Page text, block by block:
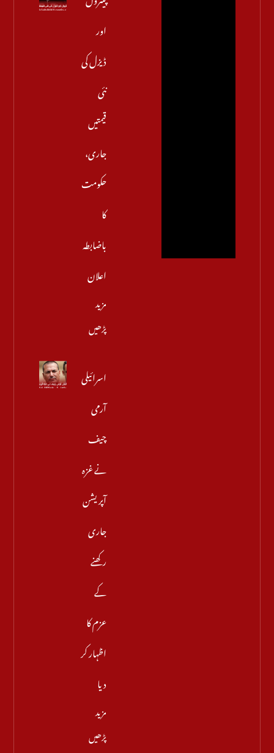
اور
ڈیزل کی
نئی
قیمتیں
جاری،
حکومت
کا
باضابطہ
اعلان
مزید
پڑھیں
اسرائیلی
آرمی
چیف
نے غزہ
آپریشن
جاری
رکھنے
کے
عزم کا
اظہار کر
دیا
مزید
پڑھیں